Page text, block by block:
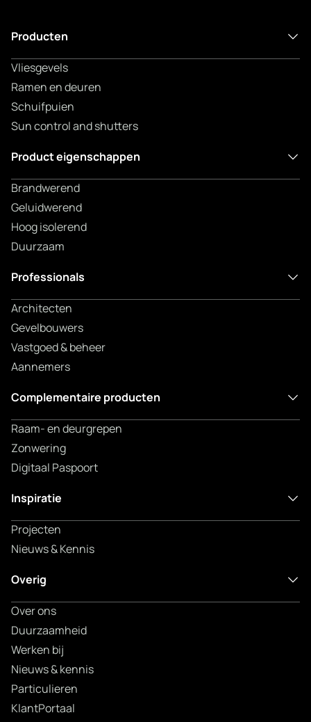
Producten
Vliesgevels
Ramen en deuren
Schuifpuien
Sun control and shutters
Product eigenschappen
Brandwerend
Geluidwerend
Hoog isolerend
Duurzaam
Professionals
Architecten
Gevelbouwers
Vastgoed & beheer
Aannemers
Complementaire producten
Raam- en deurgrepen
Zonwering
Digitaal Paspoort
Inspiratie
Projecten
Nieuws & Kennis
Overig
Over ons
Duurzaamheid
Werken bij
Nieuws & kennis
Particulieren
KlantPortaal